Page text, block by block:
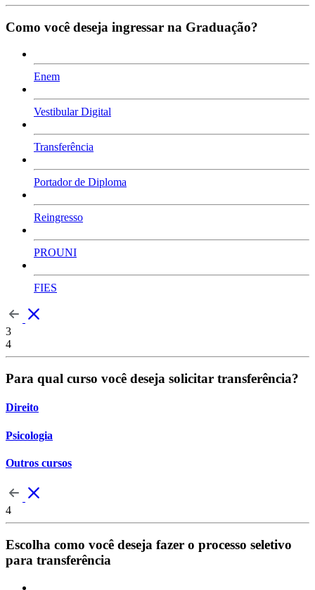
Como você deseja ingressar na Graduação?
Enem
Vestibular Digital
Transferência
Portador de Diploma
Reingresso
PROUNI
FIES
3
4
Para qual curso você deseja solicitar transferência?
Direito
Psicologia
Outros cursos
4
Escolha como você deseja fazer o processo seletivo
para transferência